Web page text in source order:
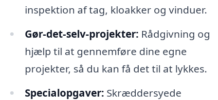
inspektion af tag, kloakker og vinduer.
Gør-det-selv-projekter: Rådgivning og
hjælp til at gennemføre dine egne
projekter, så du kan få det til at lykkes.
Specialopgaver: Skræddersyede